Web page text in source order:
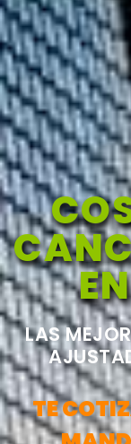
LAS
TE